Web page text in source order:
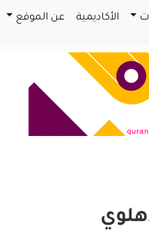
الأكاديمية عن الموقع